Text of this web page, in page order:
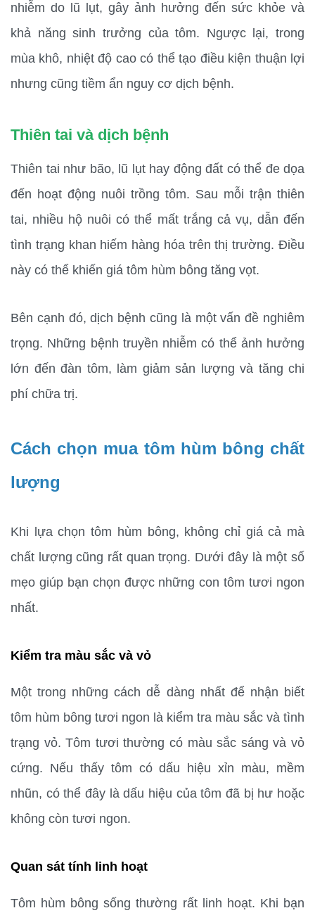
nhiễm do lũ lụt, gây ảnh hưởng đến sức khỏe và
khả năng sinh trưởng của tôm. Ngược lại, trong
mùa khô, nhiệt độ cao có thể tạo điều kiện thuận lợi
nhưng cũng tiềm ẩn nguy cơ dịch bệnh.
Thiên tai và dịch bệnh
Thiên tai như bão, lũ lụt hay động đất có thể đe dọa
đến hoạt động nuôi trồng tôm. Sau mỗi trận thiên
tai, nhiều hộ nuôi có thể mất trắng cả vụ, dẫn đến
tình trạng khan hiếm hàng hóa trên thị trường. Điều
này có thể khiến giá tôm hùm bông tăng vọt.
Bên cạnh đó, dịch bệnh cũng là một vấn đề nghiêm
trọng. Những bệnh truyền nhiễm có thể ảnh hưởng
lớn đến đàn tôm, làm giảm sản lượng và tăng chi
phí chữa trị.
Cách chọn mua tôm hùm bông chất
lượng
Khi lựa chọn tôm hùm bông, không chỉ giá cả mà
chất lượng cũng rất quan trọng. Dưới đây là một số
mẹo giúp bạn chọn được những con tôm tươi ngon
nhất.
Kiểm tra màu sắc và vỏ
Một trong những cách dễ dàng nhất để nhận biết
tôm hùm bông tươi ngon là kiểm tra màu sắc và tình
trạng vỏ. Tôm tươi thường có màu sắc sáng và vỏ
cứng. Nếu thấy tôm có dấu hiệu xỉn màu, mềm
nhũn, có thể đây là dấu hiệu của tôm đã bị hư hoặc
không còn tươi ngon.
Quan sát tính linh hoạt
Tôm hùm bông sống thường rất linh hoạt. Khi bạn